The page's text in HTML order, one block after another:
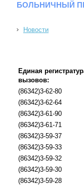
БОЛЬНИЧНЫЙ
Новости
Единая
вызовов:
(86342)3-62-80
(86342)3-62-64
(86342)3-61-90
(86342)3-61-71
(86342)3-59-37
(86342)3-59-33
(86342)3-59-32
(86342)3-59-30
(86342)3-59-28